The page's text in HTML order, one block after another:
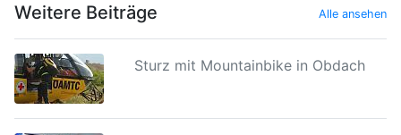
Weitere Beiträge Alle ansehen
Sturz mit Mountainbike in Obdach